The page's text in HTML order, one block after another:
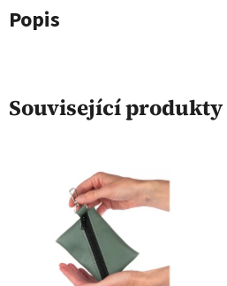
Popis
Související produkty